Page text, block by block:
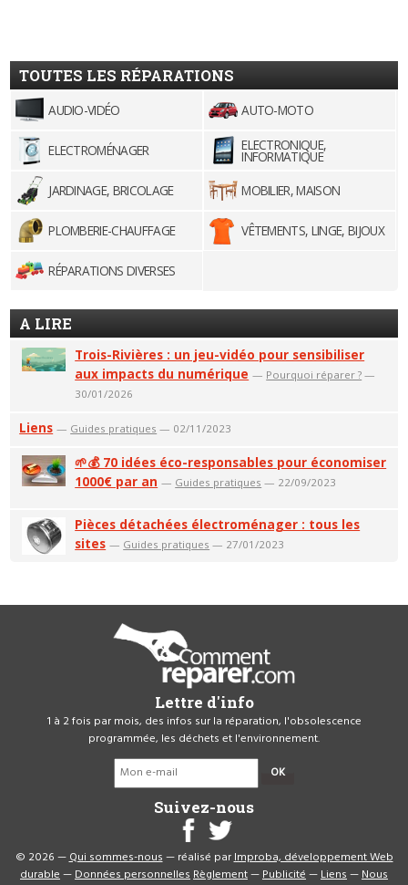
TOUTES LES RÉPARATIONS
AUDIO-VIDÉO AUTO-MOTO
ELECTROMÉNAGER ELECTRONIQUE,
INFORMATIQUE
JARDINAGE, BRICOLAGE
MOBILIER, MAISON
PLOMBERIE-CHAUFFAGE VÊTEMENTS, LINGE, BIJOUX
RÉPARATIONS DIVERSES
A LIRE
Trois-Rivières : un jeu-vidéo pour sensibiliser
aux impacts du numérique — Pourquoi réparer ? —
30/01/2026
Liens — Guides pratiques — 02/11/2023
🌱💰 70 idées éco-responsables pour économiser
1000€ par an — Guides pratiques — 22/09/2023
Pièces détachées électroménager : tous les
sites — Guides pratiques — 27/01/2023
Lettre d'info
1 à 2 fois par mois, des infos sur la réparation, l'obsolescence
programmée, les déchets et l'environnement.
OK
Suivez-nous
© 2026 —Qui sommes-nous— réalisé parImproba, développement Web
durable—Données personnellesRèglement—Publicité—Liens—Nous